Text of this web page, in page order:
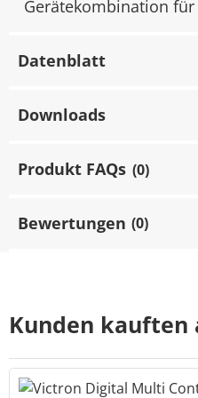
Gerätekombination
Datenblatt
Downloads
Produkt FAQs (0)
Bewertungen (0)
Kunden kauften